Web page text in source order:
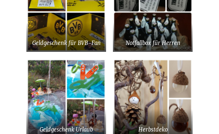
Geldgeschenk für BVB-Fan Notfallbox für Herren
Geldgeschenk Urlaub Herbstdeko